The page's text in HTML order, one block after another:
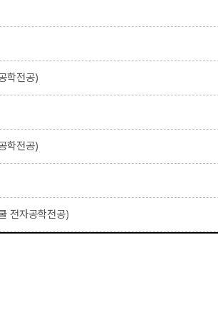
학전공)
학전공)
전자공학전공)